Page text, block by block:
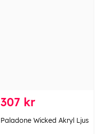
307 kr
Paladone Wicked Akryl Ljus